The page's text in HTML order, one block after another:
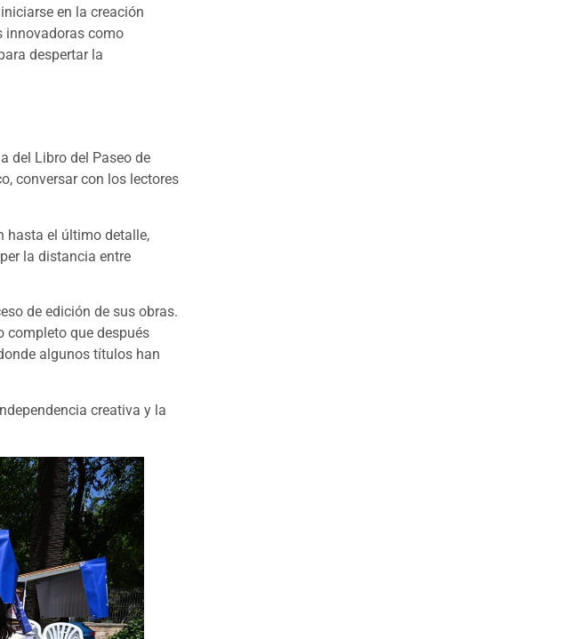
en la creación
innovadoras como
despertar la
del Libro del Paseo de
conversar con los lectores
hasta el último detalle,
la distancia entre
de edición de sus obras.
completo que después
algunos títulos han
creativa y la